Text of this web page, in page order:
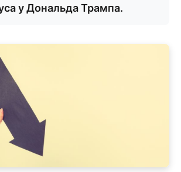
у Дональда Трампа.